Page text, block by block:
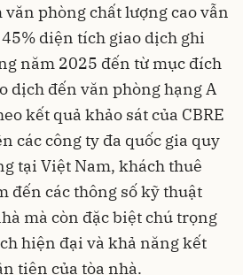
phòng chất lượng cao vẫn
diện tích giao dịch ghi
năm 2025 đến từ mục đích
dịch đến văn phòng hạng A
kết quả khảo sát của CBRE
các công ty đa quốc gia quy
tại Việt Nam, khách thuê
đến các thông số kỹ thuật
mà còn đặc biệt chú trọng
hiện đại và khả năng kết
tiện của tòa nhà.